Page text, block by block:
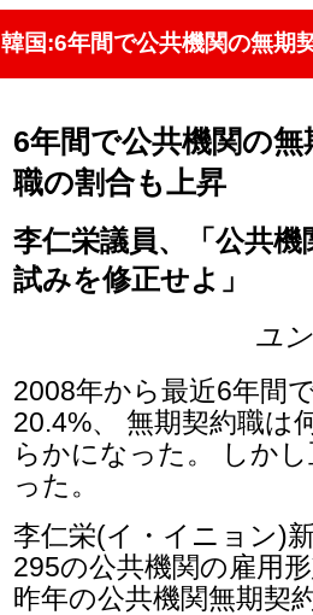
韓国:6年間で公共機関の無期
6年間で公共機関の
職の割合も上昇
李仁栄議員、「公共
試みを修正せよ」
ユ
2008年から最近6年間
20.4%、 無期契約職は
らかになった。 しか
った。
李仁栄(イ・イニョン)
295の公共機関の雇用
昨年の公共機関無期契